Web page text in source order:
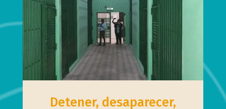
Detener, desaparecer,